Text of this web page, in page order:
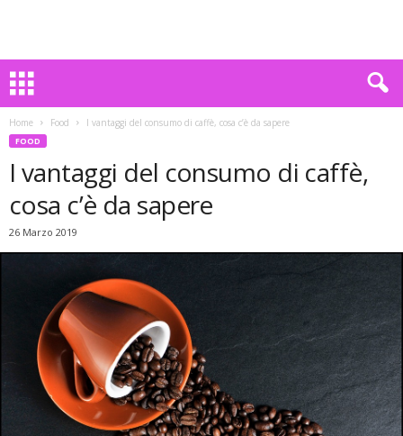
Home Food I vantaggi del consumo di caffè, cosa c’è da sapere
FOOD
I vantaggi del consumo di caffè,
cosa c’è da sapere
26 Marzo 2019